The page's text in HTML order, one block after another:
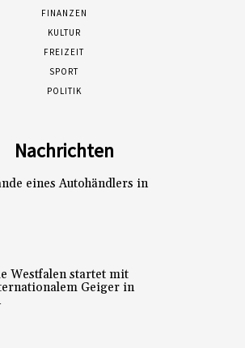
FINANZEN
KULTUR
FREIZEIT
SPORT
POLITIK
Nachrichten
eines Autohändlers in
Westfalen startet mit
Geiger in